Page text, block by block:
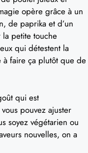
opère grâce à un
de paprika et d’un
petite touche
qui détestent la
faire ça plutôt que de
qui est
pouvez ajuster
soyez végétarien ou
nouvelles, on a